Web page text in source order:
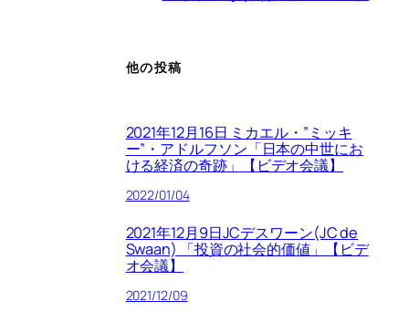
他の投稿
2021年12月16日 ミカエル・”ミッキ
ー”・アドルフソン「日本の中世にお
ける経済の奇跡」【ビデオ会議】
2022/01/04
2021年12月9日JCデスワーン(JC de
Swaan) 「投資の社会的価値」【ビデ
オ会議】
2021/12/09